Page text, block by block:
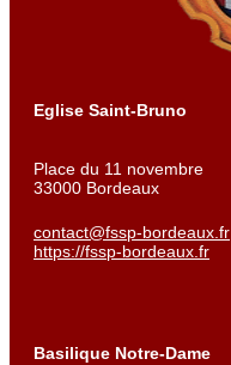
Eglise Saint-Bruno
Place du 11 novembre
33000 Bordeaux
contact@fssp-bordeaux.fr
https://fssp-bordeaux.fr
Basilique Notre-Dame